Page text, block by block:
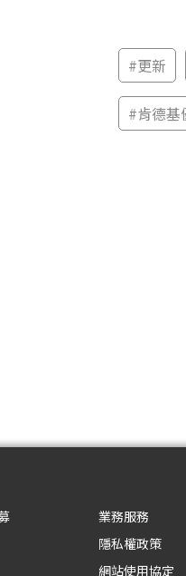
#更新
#肯德基
業務服務
隱私權政策
網站使用協定